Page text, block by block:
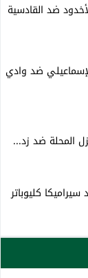
ضد القادسية
ضد وادي
المحلة ضد زد...
كليوباتر